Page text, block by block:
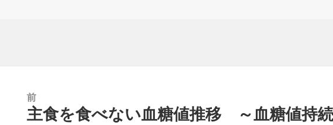
前
前
主食を食べない血糖値推移 ～血糖値持